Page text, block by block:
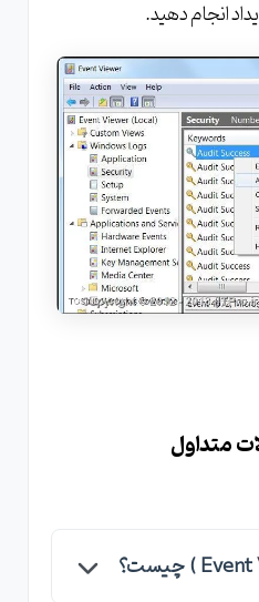
انجام دهید.
متداول